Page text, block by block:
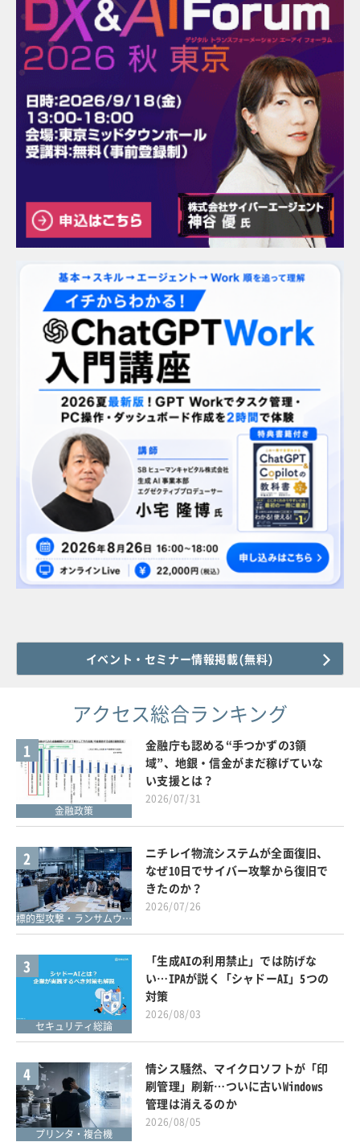
イベント・セミナー情報掲載(無料)
アクセス総合ランキング
1
金融政策
金融庁も認める“手つかずの3領
域”、地銀・信金がまだ稼げていな
い支援とは？
2026/07/31
2
標的型攻撃・ランサムウェア対策
ニチレイ物流システムが全面復旧、
なぜ10日でサイバー攻撃から復旧で
きたのか？
2026/07/26
3
セキュリティ総論
「生成AIの利用禁止」では防げな
い…IPAが説く「シャドーAI」5つの
対策
2026/08/03
4
プリンタ・複合機
情シス騒然、マイクロソフトが「印
刷管理」刷新…ついに古いWindows
管理は消えるのか
2026/08/05